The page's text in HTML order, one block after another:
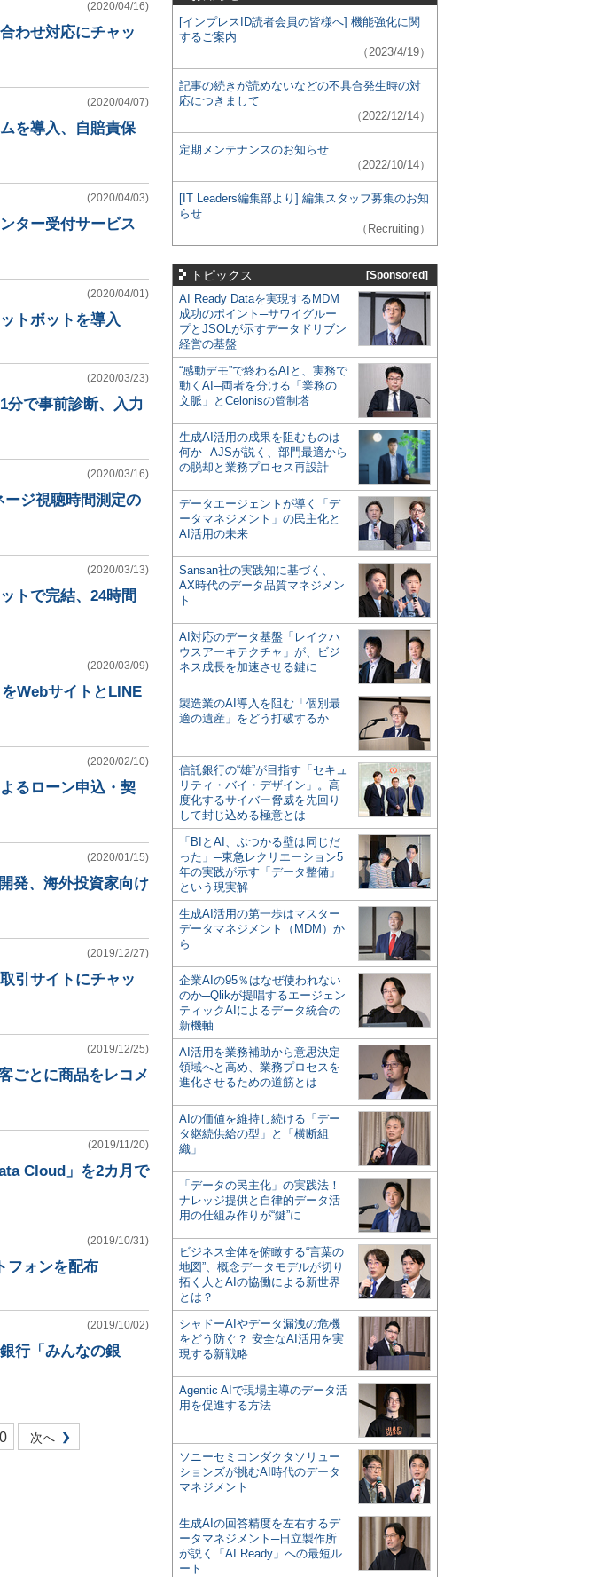
(2020/04/16)
わせ対応にチャッ
(2020/04/07)
を導入、自賠責保
(2020/04/03)
ター受付サービス
(2020/04/01)
トボットを導入
(2020/03/23)
分で事前診断、入力
(2020/03/16)
ジ視聴時間測定の
(2020/03/13)
トで完結、24時間
(2020/03/09)
WebサイトとLINE
(2020/02/10)
るローン申込・契
(2020/01/15)
発、海外投資家向け
(2019/12/27)
引サイトにチャッ
(2019/12/25)
ごとに商品をレコメ
(2019/11/20)
Cloud」を2カ月で
(2019/10/31)
フォンを配布
(2019/10/02)
行「みんなの銀
次へ
[インプレスID読者会員の皆様へ] 機能強化に関
するご案内
（2023/4/19）
記事の続きが読めないなどの不具合発生時の対
応につきまして
（2022/12/14）
定期メンテナンスのお知らせ
（2022/10/14）
[IT Leaders編集部より] 編集スタッフ募集のお知
らせ
（Recruiting）
トピックス [Sponsored]
AI Ready Dataを実現するMDM
成功のポイント─サワイグルー
プとJSOLが示すデータドリブン
経営の基盤
“感動デモ”で終わるAIと、実務で
動くAI─両者を分ける「業務の
文脈」とCelonisの管制塔
生成AI活用の成果を阻むものは
何か─AJSが説く、部門最適から
の脱却と業務プロセス再設計
データエージェントが導く「デ
ータマネジメント」の民主化と
AI活用の未来
Sansan社の実践知に基づく、
AX時代のデータ品質マネジメン
ト
AI対応のデータ基盤「レイクハ
ウスアーキテクチャ」が、ビジ
ネス成長を加速させる鍵に
製造業のAI導入を阻む「個別最
適の遺産」をどう打破するか
信託銀行の“雄”が目指す「セキュ
リティ・バイ・デザイン」。高
度化するサイバー脅威を先回り
して封じ込める極意とは
「BIとAI、ぶつかる壁は同じだ
った」─東急レクリエーション5
年の実践が示す「データ整備」
という現実解
生成AI活用の第一歩はマスター
データマネジメント（MDM）か
ら
企業AIの95％はなぜ使われない
のか─Qlikが提唱するエージェン
ティックAIによるデータ統合の
新機軸
AI活用を業務補助から意思決定
領域へと高め、業務プロセスを
進化させるための道筋とは
AIの価値を維持し続ける「デー
タ継続供給の型」と「横断組
織」
「データの民主化」の実践法！
ナレッジ提供と自律的データ活
用の仕組み作りが“鍵”に
ビジネス全体を俯瞰する“言葉の
地図”、概念データモデルが切り
拓く人とAIの協働による新世界
とは？
シャドーAIやデータ漏洩の危機
をどう防ぐ？ 安全なAI活用を実
現する新戦略
Agentic AIで現場主導のデータ活
用を促進する方法
ソニーセミコンダクタソリュー
ションズが挑むAI時代のデータ
マネジメント
生成AIの回答精度を左右するデ
ータマネジメント─日立製作所
が説く「AI Ready」への最短ル
ート